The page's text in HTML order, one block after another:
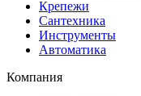
Крепежи
Сантехника
Инструменты
Автоматика
Компания